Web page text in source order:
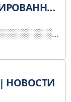
ОККУПАНТЫ
НОВОСТИ